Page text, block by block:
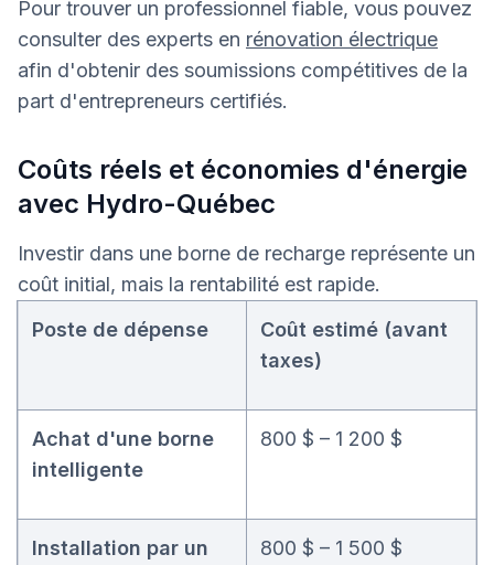
Pour trouver un professionnel fiable, vous pouvez
consulter des experts en rénovation électrique
afin d'obtenir des soumissions compétitives de la
part d'entrepreneurs certifiés.
Coûts réels et économies d'énergie
avec Hydro-Québec
Investir dans une borne de recharge représente un
coût initial, mais la rentabilité est rapide.
Poste de dépense
Coût estimé (avant
taxes)
Achat d'une borne
intelligente
800 $ – 1 200 $
Installation par un
800 $ – 1 500 $